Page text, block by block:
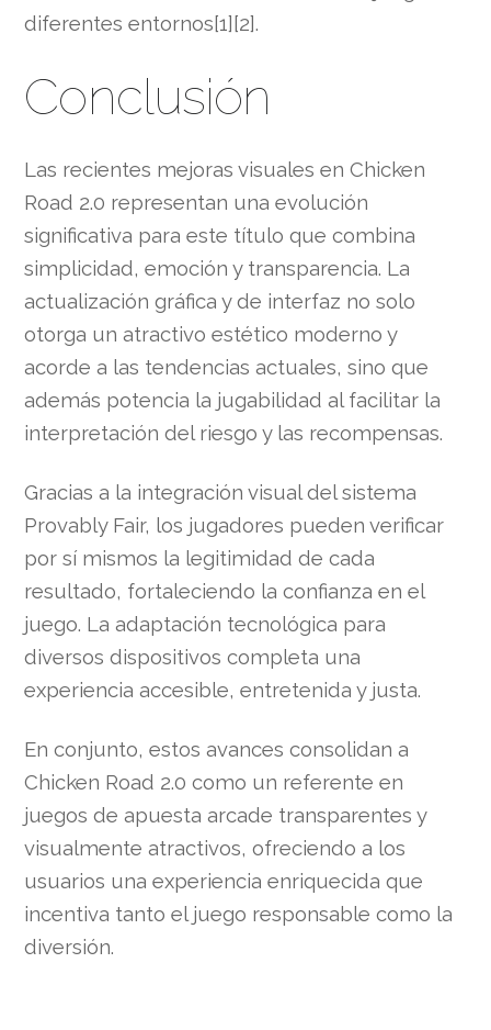
diferentes entornos[1][2].
Conclusión
Las recientes mejoras visuales en Chicken
Road 2.0 representan una evolución
significativa para este título que combina
simplicidad, emoción y transparencia. La
actualización gráfica y de interfaz no solo
otorga un atractivo estético moderno y
acorde a las tendencias actuales, sino que
además potencia la jugabilidad al facilitar la
interpretación del riesgo y las recompensas.
Gracias a la integración visual del sistema
Provably Fair, los jugadores pueden verificar
por sí mismos la legitimidad de cada
resultado, fortaleciendo la confianza en el
juego. La adaptación tecnológica para
diversos dispositivos completa una
experiencia accesible, entretenida y justa.
En conjunto, estos avances consolidan a
Chicken Road 2.0 como un referente en
juegos de apuesta arcade transparentes y
visualmente atractivos, ofreciendo a los
usuarios una experiencia enriquecida que
incentiva tanto el juego responsable como la
diversión.